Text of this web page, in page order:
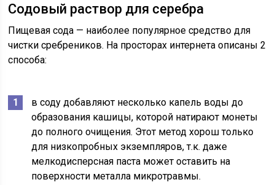
Содовый раствор для серебра
Пищевая сода — наиболее популярное средство для
чистки сребреников. На просторах интернета описаны 2
способа:
в соду добавляют несколько капель воды до
образования кашицы, которой натирают монеты
до полного очищения. Этот метод хорош только
для низкопробных экземпляров, т.к. даже
мелкодисперсная паста может оставить на
поверхности металла микротравмы.